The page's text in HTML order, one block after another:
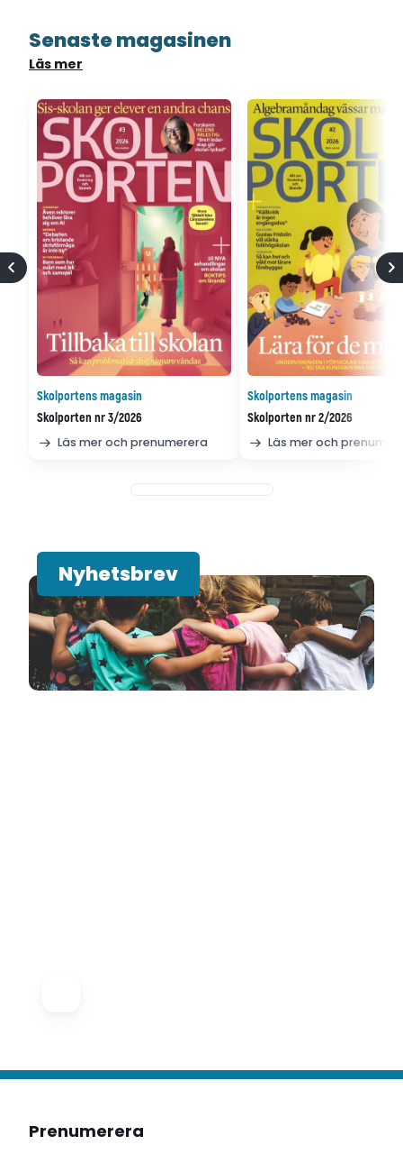
Senaste magasinen
Läs mer
Skolportens magasin
Skolporten nr 3/2026
Läs mer och prenumerera
Skolportens magasin
Skolporten nr 2/2026
Läs mer och
Nyhetsbrev
Prenumerera